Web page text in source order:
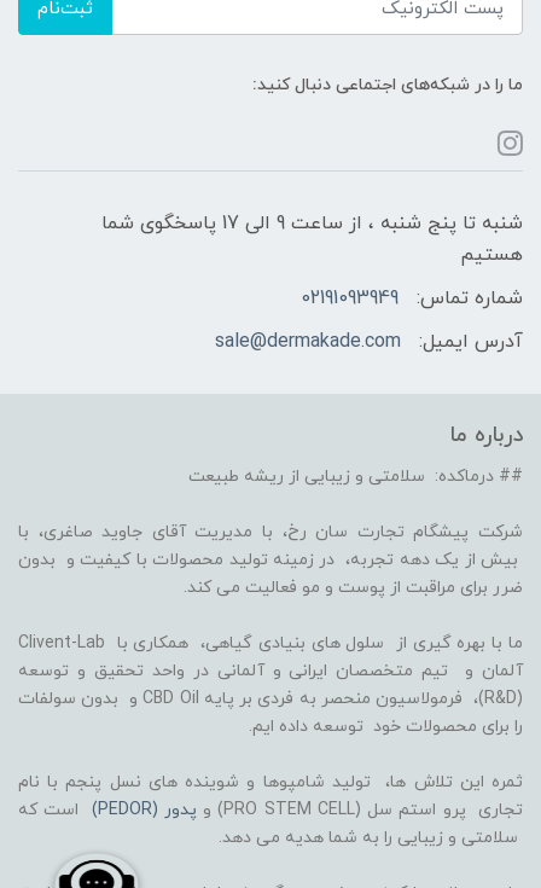
ثبت‌نام
ما را در شبکه‌های اجتماعی دنبال کنید:
شنبه تا پنج شنبه ، از ساعت 9 الی 17 پاسخگوی شما
هستیم
شماره تماس:
02191093949
آدرس ایمیل:
sale@dermakade.com
درباره ما
## درماکده: سلامتی و زیبایی از ریشه طبیعت
شرکت پیشگام تجارت سان رخ، با مدیریت آقای جاوید صاغری، با
بیش از یک دهه تجربه، در زمینه تولید محصولات با کیفیت و بدون
ضرر برای مراقبت از پوست و مو فعالیت می کند.
ما با بهره گیری از سلول های بنیادی گیاهی، همکاری با Clivent-Lab
آلمان و تیم متخصصان ایرانی و آلمانی در واحد تحقیق و توسعه
(R&D)، فرمولاسیون منحصر به فردی بر پایه CBD Oil و بدون سولفات
را برای محصولات خود توسعه داده ایم.
ثمره این تلاش ها، تولید شامپوها و شوینده های نسل پنجم با نام
تجاری پرو استم سل (PRO STEM CELL) و
پدور (PEDOR)
است که
سلامتی و زیبایی را به شما هدیه می دهد.